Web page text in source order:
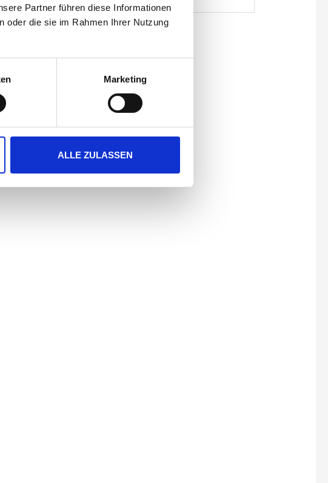
Partner führen diese Informationen
oder die sie im Rahmen Ihrer Nutzung
Marketing
ALLE ZULASSEN